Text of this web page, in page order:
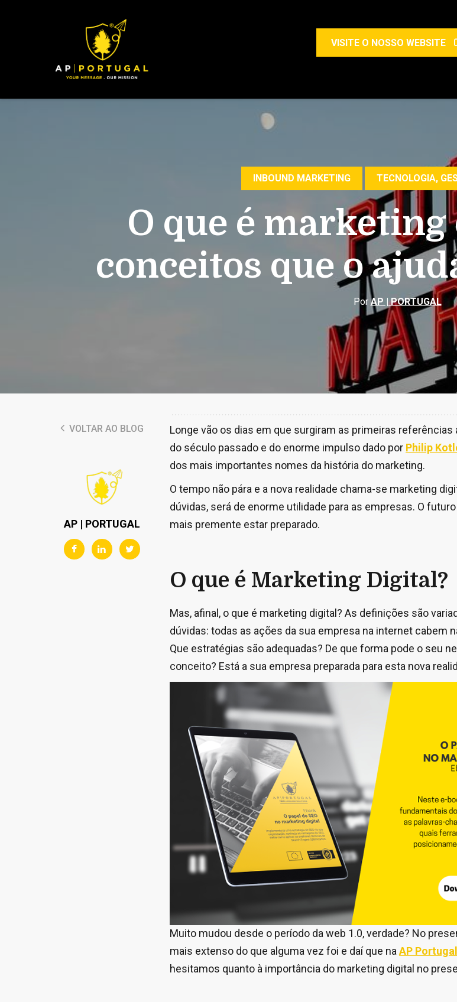
VISITE O NOSSO WEBSITE
INBOUND MARKETING TECNOLOGIA,
O que é
conceitos que o
Por AP | PORTUGAL
VOLTAR AO BLOG
AP | PORTUGAL
Longe vão os dias em que surgiram as primeiras
do século passado e do enorme impulso dado por Philip
dos mais importantes nomes da história do marketing.
O tempo não pára e a nova realidade chama-se marketing
dúvidas, será de enorme utilidade para as empresas. O
mais premente estar preparado.
O que é Marketing Digital?
Mas, afinal, o que é marketing digital? As definições são
dúvidas: todas as ações da sua empresa na internet cabem
Que estratégias são adequadas? De que forma pode o seu
conceito? Está a sua empresa preparada para esta nova
Muito mudou desde o período da web 1.0, verdade? No
mais extenso do que alguma vez foi e daí que na AP
hesitamos quanto à importância do marketing digital no